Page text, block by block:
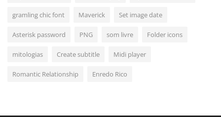
gramling chic font Maverick Set image date
Asterisk password PNG som livre Folder icons
mitologias Create subtitle Midi player
Romantic Relationship Enredo Rico